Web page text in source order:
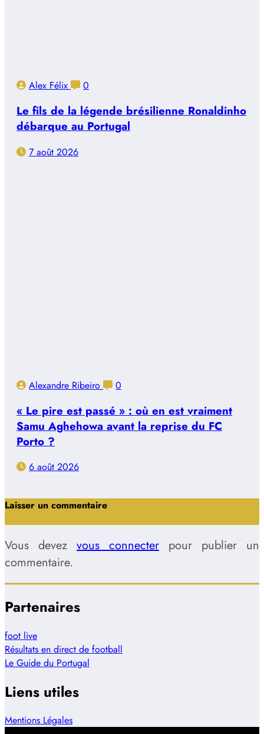
Alex Félix 0
Le fils de la légende brésilienne Ronaldinho
débarque au Portugal
7 août 2026
Alexandre Ribeiro 0
« Le pire est passé » : où en est vraiment
Samu Aghehowa avant la reprise du FC
Porto ?
6 août 2026
Laisser un commentaire
Vous devez vous connecter pour publier un
commentaire.
Partenaires
foot live
Résultats en direct de football
Le Guide du Portugal
Liens utiles
Mentions Légales